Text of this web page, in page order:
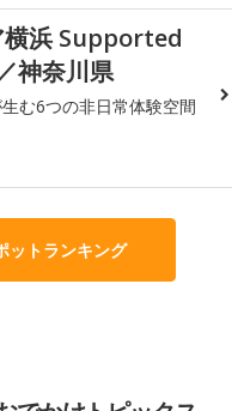
横浜 Supported
神奈川県
む6つの非日常体験空間
ットランキング